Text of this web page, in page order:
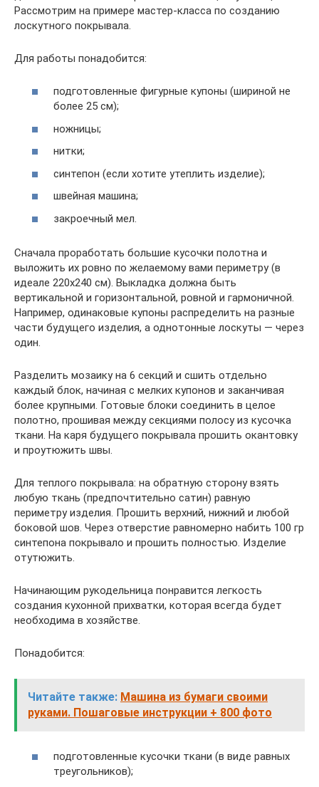
Рассмотрим на примере мастер-класса по созданию
лоскутного покрывала.
Для работы понадобится:
подготовленные фигурные купоны (шириной не
более 25 см);
ножницы;
нитки;
синтепон (если хотите утеплить изделие);
швейная машина;
закроечный мел.
Сначала проработать большие кусочки полотна и
выложить их ровно по желаемому вами периметру (в
идеале 220х240 см). Выкладка должна быть
вертикальной и горизонтальной, ровной и гармоничной.
Например, одинаковые купоны распределить на разные
части будущего изделия, а однотонные лоскуты — через
один.
Разделить мозаику на 6 секций и сшить отдельно
каждый блок, начиная с мелких купонов и заканчивая
более крупными. Готовые блоки соединить в целое
полотно, прошивая между секциями полосу из кусочка
ткани. На каря будущего покрывала прошить окантовку
и проутюжить швы.
Для теплого покрывала: на обратную сторону взять
любую ткань (предпочтительно сатин) равную
периметру изделия. Прошить верхний, нижний и любой
боковой шов. Через отверстие равномерно набить 100 гр
синтепона покрывало и прошить полностью. Изделие
отутюжить.
Начинающим рукодельница понравится легкость
создания кухонной прихватки, которая всегда будет
необходима в хозяйстве.
Понадобится:
Читайте также: Машина из бумаги своими
руками. Пошаговые инструкции + 800 фото
подготовленные кусочки ткани (в виде равных
треугольников);